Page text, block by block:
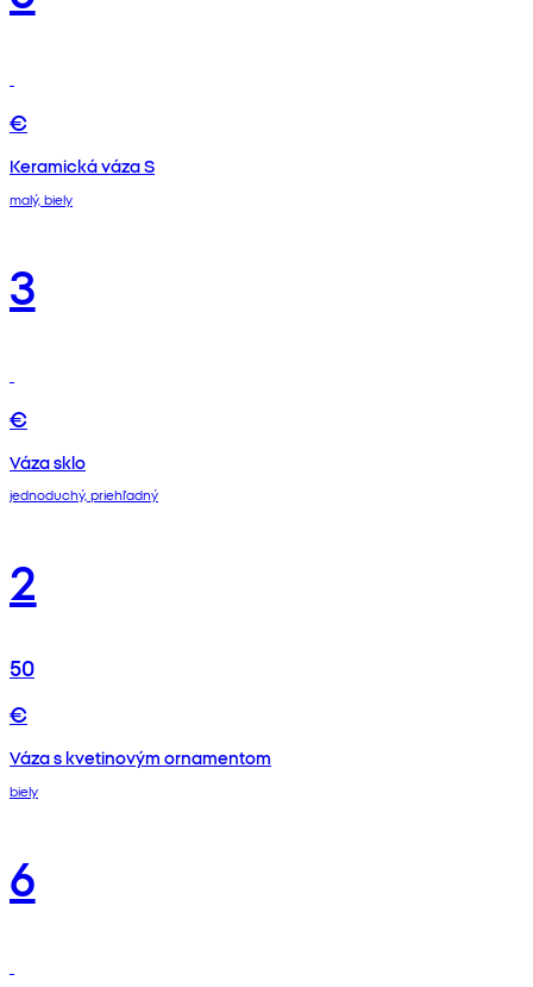
€
Keramická váza S
malý, biely
3
€
Váza sklo
jednoduchý, priehľadný
2
50
€
Váza s kvetinovým ornamentom
biely
6